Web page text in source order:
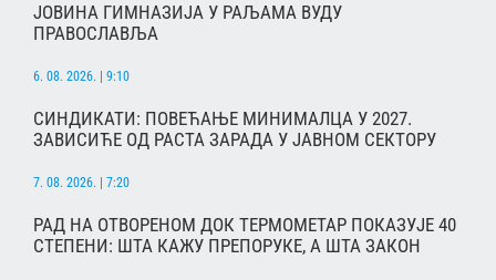
ЈОВИНА ГИМНАЗИЈА У РАЉАМА ВУДУ
ПРАВОСЛАВЉА
6. 08. 2026. | 9:10
СИНДИКАТИ: ПОВЕЋАЊЕ МИНИМАЛЦА У 2027.
ЗАВИСИЋЕ ОД РАСТА ЗАРАДА У ЈАВНОМ СЕКТОРУ
7. 08. 2026. | 7:20
РАД НА ОТВОРЕНОМ ДОК ТЕРМОМЕТАР ПОКАЗУЈЕ 40
СТЕПЕНИ: ШТА КАЖУ ПРЕПОРУКЕ, А ШТА ЗАКОН